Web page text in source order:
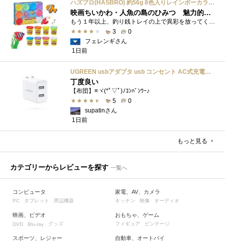
ハズブロ(HASBRO) 約56g 8色入りレインボーカラーのプレイ・ドー、新学期用品、2才以上のプリスクールの子供向け、子供向けのアート&クラフト 粘土 ねんど、こどもの日、子供の日プレゼント
映画ちいかわ・人魚の島のひみつ 魅力的なビラン：セイレーンを造ってみた
もう１年以上、釣り銭トレイの上で異彩を放ってくれたミャクミャクのマグネット 映画ちいかわ人魚の島のひみつを鑑賞後、素敵なビランのセイ...
3
0
フェレンギさん
1日前
UGREEN usbアダプタ usb コンセント AC式充電器 3.1A PSE認証済み 折りたたみ式プラグ 2ポート
丁度良い
【布団】≡ヾ(*ﾟ▽ﾟ)ﾉｺﾝﾊﾞﾝﾜｰ♪
5
0
supatinさん
1日前
もっと見る
カテゴリーからレビューを探す 一覧へ
コンピュータ
PC タブレット 周辺機器
映画、ビデオ
DVD Blu-ray グッズ
スポーツ、レジャー
家電、AV、カメラ
キッチン 映像 オーディオ
おもちゃ、ゲーム
フィギュア ビンテージ
自動車、オートバイ